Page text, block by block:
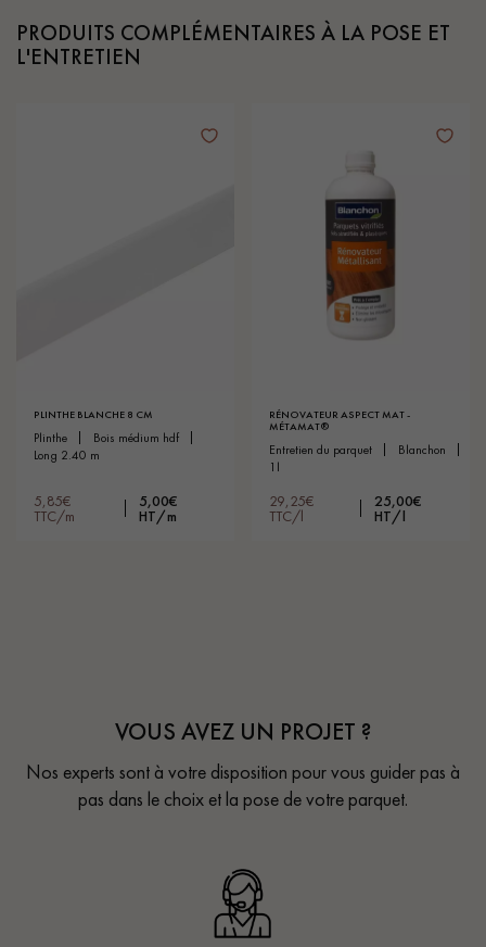
PRODUITS COMPLÉMENTAIRES À LA POSE ET
L'ENTRETIEN
PLINTHE BLANCHE 8 CM
plinthe
bois médium hdf
long 2.40 m
5,85€
TTC/m
5,00€
HT/m
RÉNOVATEUR ASPECT MAT -
MÉTAMAT®
entretien du parquet
blanchon
1l
29,25€
TTC/l
25,00€
HT/l
VOUS AVEZ UN PROJET ?
Nos experts sont à votre disposition pour vous guider pas à
pas dans le choix et la pose de votre parquet.